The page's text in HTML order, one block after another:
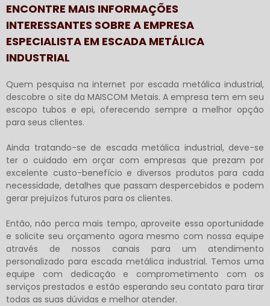
ENCONTRE MAIS INFORMAÇÕES
INTERESSANTES SOBRE A EMPRESA
ESPECIALISTA EM ESCADA METÁLICA
INDUSTRIAL
Quem pesquisa na internet por escada metálica industrial,
descobre o site da MAISCOM Metais. A empresa tem em seu
escopo tubos e epi, oferecendo sempre a melhor opção
para seus clientes.
Ainda tratando-se de escada metálica industrial, deve-se
ter o cuidado em orçar com empresas que prezam por
excelente custo-benefício e diversos produtos para cada
necessidade, detalhes que passam despercebidos e podem
gerar prejuízos futuros para os clientes.
Então, não perca mais tempo, aproveite essa oportunidade
e solicite seu orçamento agora mesmo com nossa equipe
através de nossos canais para um atendimento
personalizado para escada metálica industrial. Temos uma
equipe com dedicação e comprometimento com os
serviços prestados e estão esperando seu contato para tirar
todas as suas dúvidas e melhor atender.